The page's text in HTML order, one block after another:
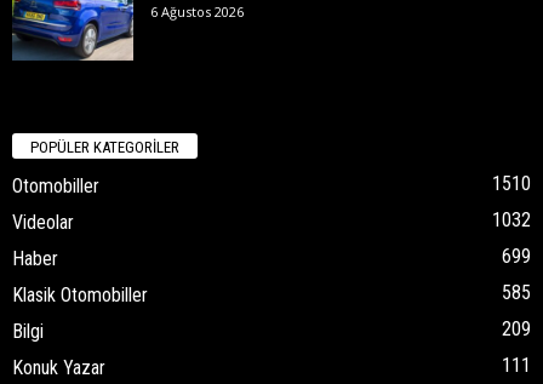
6 Ağustos 2026
POPÜLER KATEGORİLER
Otomobiller
1510
Videolar
1032
Haber
699
Klasik Otomobiller
585
Bilgi
209
Konuk Yazar
111